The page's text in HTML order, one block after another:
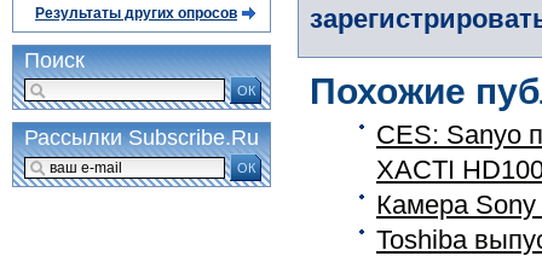
Похожие
CES: Sanyo
XACTI
Камера Sony
Toshiba
Результаты других опросов
Поиск
ОК
Рассылки Subscribe.Ru
ОК